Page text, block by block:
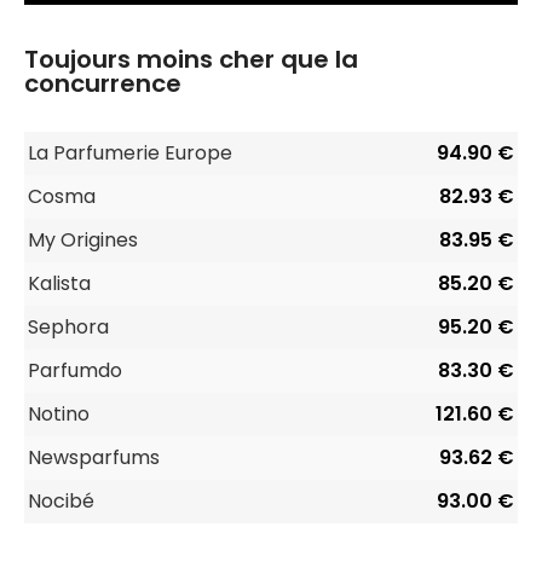
Toujours moins cher que la
concurrence
La Parfumerie Europe
94.90 €
Cosma
82.93 €
My Origines
83.95 €
Kalista
85.20 €
Sephora
95.20 €
Parfumdo
83.30 €
Notino
121.60 €
Newsparfums
93.62 €
Nocibé
93.00 €